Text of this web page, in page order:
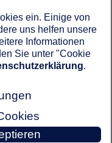
ein. Einige von
uns helfen unsere
Informationen
Sie unter "Cookie
.